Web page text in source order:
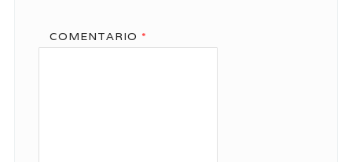
COMENTARIO *